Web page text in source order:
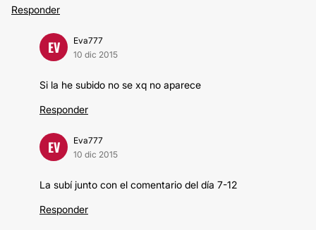
Responder
EV
Eva777
10 dic 2015
Si la he subido no se xq no aparece
Responder
EV
Eva777
10 dic 2015
La subí junto con el comentario del día 7-12
Responder